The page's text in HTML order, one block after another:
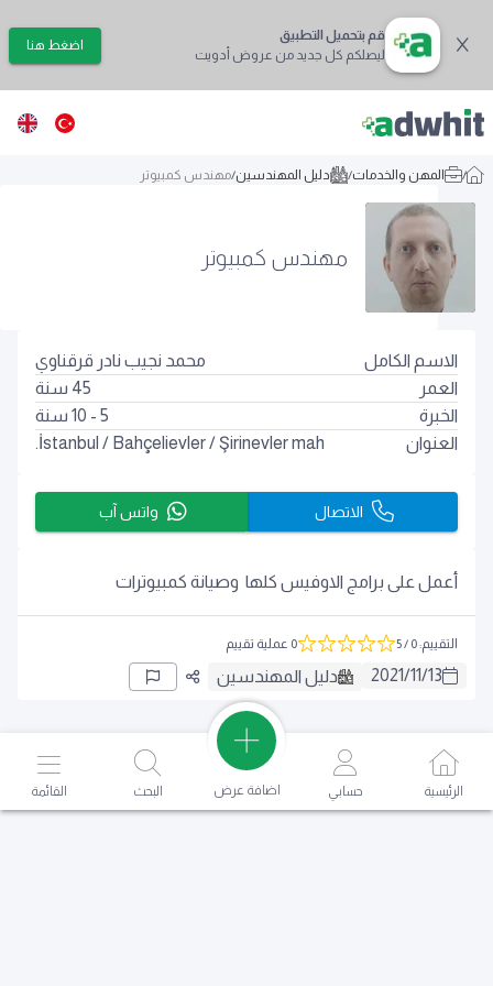
قم بتحميل التطبيق
ليصلكم كل جديد من عروض أدويت
اضغط هنا
/ المهن والخدمات/ دليل المهندسين/مهندس كمبيوتر
مهندس كمبيوتر
أعمل على برامج الاوفيس كلها وصيانة كمبيوترات
التقييم:
0
/ 5 0 عملية تقييم
2021/11/13 دليل المهندسين
الاسم الكامل
محمد نجيب نادر قرقناوي
العمر
45 سنة
الخبرة
5 - 10 سنة
العنوان
İstanbul / Bahçelievler/Şirinevler mah.
الاتصال واتس آب
الرئيسية حسابي اضافة عرض البحث القائمة